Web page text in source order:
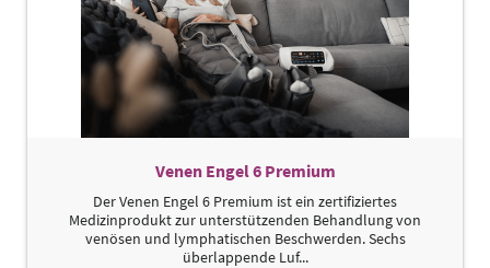
Venen Engel 6 Premium
Der Venen Engel 6 Premium ist ein zertifiziertes
Medizinprodukt zur unterstützenden Behandlung von
venösen und lymphatischen Beschwerden. Sechs
überlappende Luf...